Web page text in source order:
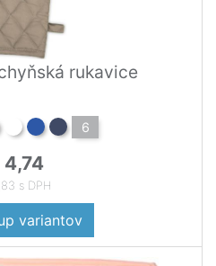
rukavice
6
4,74
s DPH
variantov